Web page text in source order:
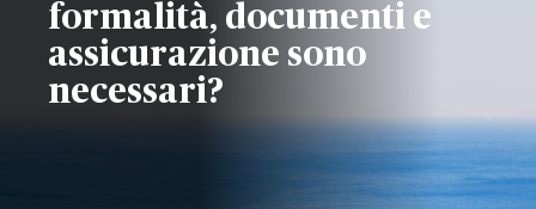
formalità, documenti e
assicurazione sono
necessari?